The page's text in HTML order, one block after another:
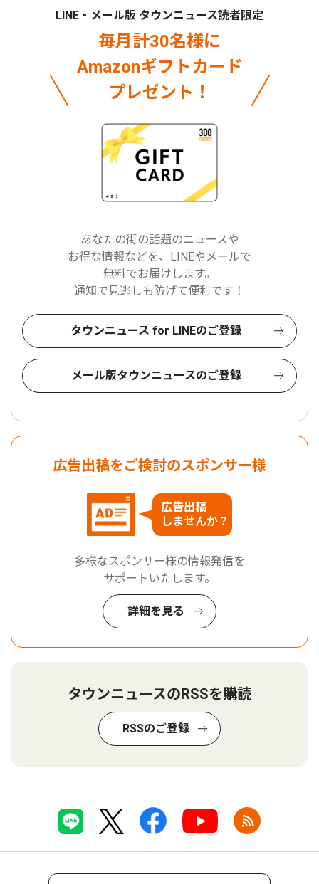
LINE・メール版 タウンニュース読者限定
毎月計30名様に
Amazonギフトカード
プレゼント！
あなたの街の話題のニュースや
お得な情報などを、LINEやメールで
無料でお届けします。
通知で見逃しも防げて便利です！
タウンニュース for LINEのご登録
メール版タウンニュースのご登録
広告出稿をご検討のスポンサー様
広告出稿
しませんか？
多様なスポンサー様の情報発信を
サポートいたします。
詳細を見る
タウンニュースのRSSを購読
RSSのご登録